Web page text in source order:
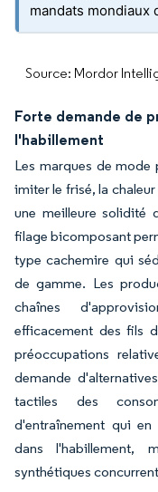
mandats mondiaux
Source: Mordor
Forte demande de
l'habillement
Les marques de
imiter le frisé, la
une meilleure solidité
filage bicomposant
type cachemire qui
de gamme. Les
chaînes
efficacement des fils
préoccupations
demande
tactiles des
d'entraînement qui
dans l'habillement,
synthétiques